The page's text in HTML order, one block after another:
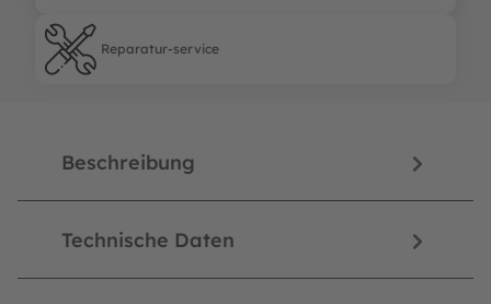
Reparatur-service
Reparatur-service
Beschreibung
Technische Daten